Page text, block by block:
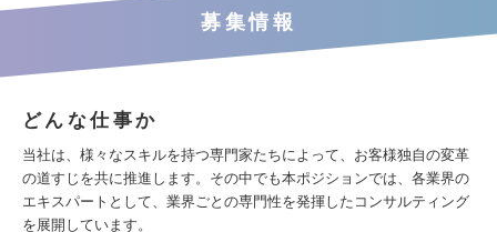
募集情報
どんな仕事か
当社は、様々なスキルを持つ専門家たちによって、お客様独自の変革
の道すじを共に推進します。その中でも本ポジションでは、各業界の
エキスパートとして、業界ごとの専門性を発揮したコンサルティング
を展開しています。